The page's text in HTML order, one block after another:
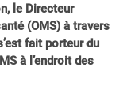
le Directeur
(OMS) à travers
fait porteur du
à l’endroit des